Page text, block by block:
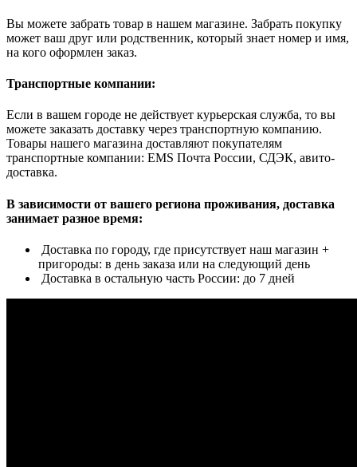
Вы можете забрать товар в нашем магазине. Забрать покупку
может ваш друг или родственник, который знает номер и имя,
на кого оформлен заказ.
Транспортные компании:
Если в вашем городе не действует курьерская служба, то вы
можете заказать доставку через транспортную компанию.
Товары нашего магазина доставляют покупателям
транспортные компании: EMS Почта России, СДЭК, авито-
доставка.
В зависимости от вашего региона проживания, доставка
занимает разное время:
Доставка по городу, где присутствует наш магазин +
пригороды: в день заказа или на следующий день
Доставка в остальную часть России: до 7 дней